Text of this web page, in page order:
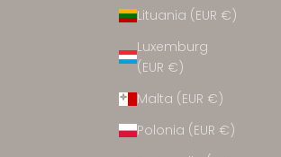
Lituania (EUR €)
Luxemburg
(EUR €)
Malta (EUR €)
Polonia (EUR €)